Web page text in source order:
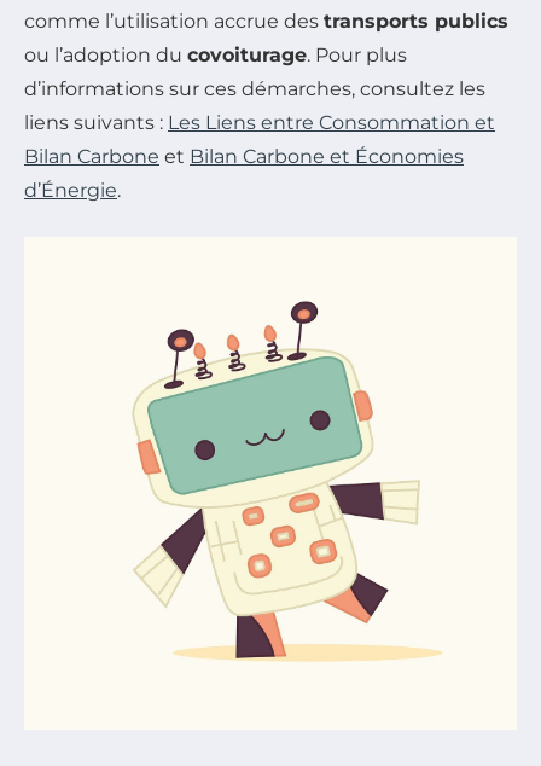
comme l’utilisation accrue des transports publics
ou l’adoption du covoiturage. Pour plus
d’informations sur ces démarches, consultez les
liens suivants : Les Liens entre Consommation et
Bilan Carbone et Bilan Carbone et Économies
d’Énergie.